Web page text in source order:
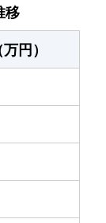
移
円）